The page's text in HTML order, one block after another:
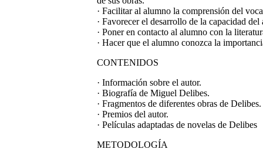
· Facilitar al alumno la comprensión del
· Favorecer el desarrollo de la capacidad
· Poner en contacto al alumno con la
· Hacer que el alumno conozca la
CONTENIDOS
· Información sobre el autor.
· Biografía de Miguel Delibes.
· Fragmentos de diferentes obras de Delibes.
· Premios del autor.
· Películas adaptadas de novelas de Delibes
METODOLOGÍA